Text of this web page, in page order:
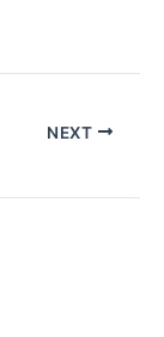
NEXT